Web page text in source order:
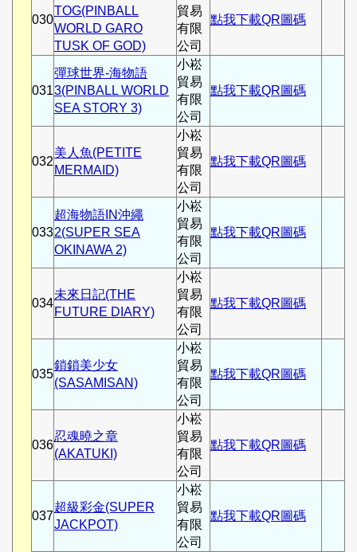
030
TOG(PINBALL
WORLD GARO
TUSK OF GOD)
貿易
有限
公司
點我下載QR圖碼
031
彈球世界-海物語
3(PINBALL WORLD
SEA STORY 3)
小崧
貿易
有限
公司
點我下載QR圖碼
032
美人魚(PETITE
MERMAID)
小崧
貿易
有限
公司
點我下載QR圖碼
033
超海物語IN沖繩
2(SUPER SEA
OKINAWA 2)
小崧
貿易
有限
公司
點我下載QR圖碼
034
未來日記(THE
FUTURE DIARY)
小崧
貿易
有限
公司
點我下載QR圖碼
035
鎖鎖美少女
(SASAMISAN)
小崧
貿易
有限
公司
點我下載QR圖碼
036
忍魂曉之章
(AKATUKI)
小崧
貿易
有限
公司
點我下載QR圖碼
037
超級彩金(SUPER
JACKPOT)
小崧
貿易
有限
公司
點我下載QR圖碼